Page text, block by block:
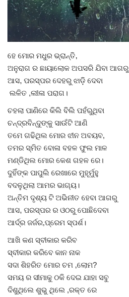
Gallery
ସାହିତ୍ୟ
ସଂସ୍କୃତି
ସିନେମା
ଭିଡିଓ
ହେ ମୋର ମଧୁର ଭ୍ରାନ୍ତି,
ଅନୁରାଗ ର ଛାୟାଲୋକ ଅପସରି ଯିବା ଆଗରୁ
ଆସ, ପରସ୍ପର ଦେହରୁ ଝାଡ଼ି ଦେବା
ଲଳିତ ,ଲୀଳା ପରାଗ।
ଚହଲା ପାଣିରେ କିଲି ବିଲି ପହଁରୁଥିବା
ଚନ୍ଦ୍ରବିନ୍ଦୁଙ୍କୁ ସାଉଁଟି ଆଣି
ତମେ ଗଢିଥିଲ ମୋର ଝୀନ ଅବୟବ,
ତମର ସ୍ମିତ ବୋଳା ବହଳ ଫୁଲ ମାଳ
ମଣ୍ଡିଥିଲ ମୋର କେଶ ଗହଳ ରେ।
ଦୁହିଁଙ୍କ ପାପୁଲି ରେଖାରେ ମୁହୂର୍ମୁହୁ
ବଦଳୁଥିଲା ଆମର ଭାଗ୍ୟ।
ଅନ୍ତିମ ଦୃଶ୍ୟ ଟି ଅଭିନୀତ ହେବା ଆଗରୁ
ଆସ, ପରସ୍ପର ର ଓଠରୁ ପୋଛିଦେବା
ଆର୍ଦ୍ର ଜର୍ଜର,ପ୍ରେମ ସ୍ପର୍ଶ।
ଆଖି କଣ ସ୍ବୀକାର କରିବ
ସ୍ବୀକାର କରିବେ କାନ ନାକ
ସଦା ଶିହରିତ ମୋର ଚମ ,ଲୋମ?
ସମୟ ର ସୀମାକୁ ଠକି ଦେଇ ଯାହା ସବୁ
ଦିଶୁଥିଲେ ଶୁଭୁ ଥିଲେ ,ରକ୍ତ ରେ